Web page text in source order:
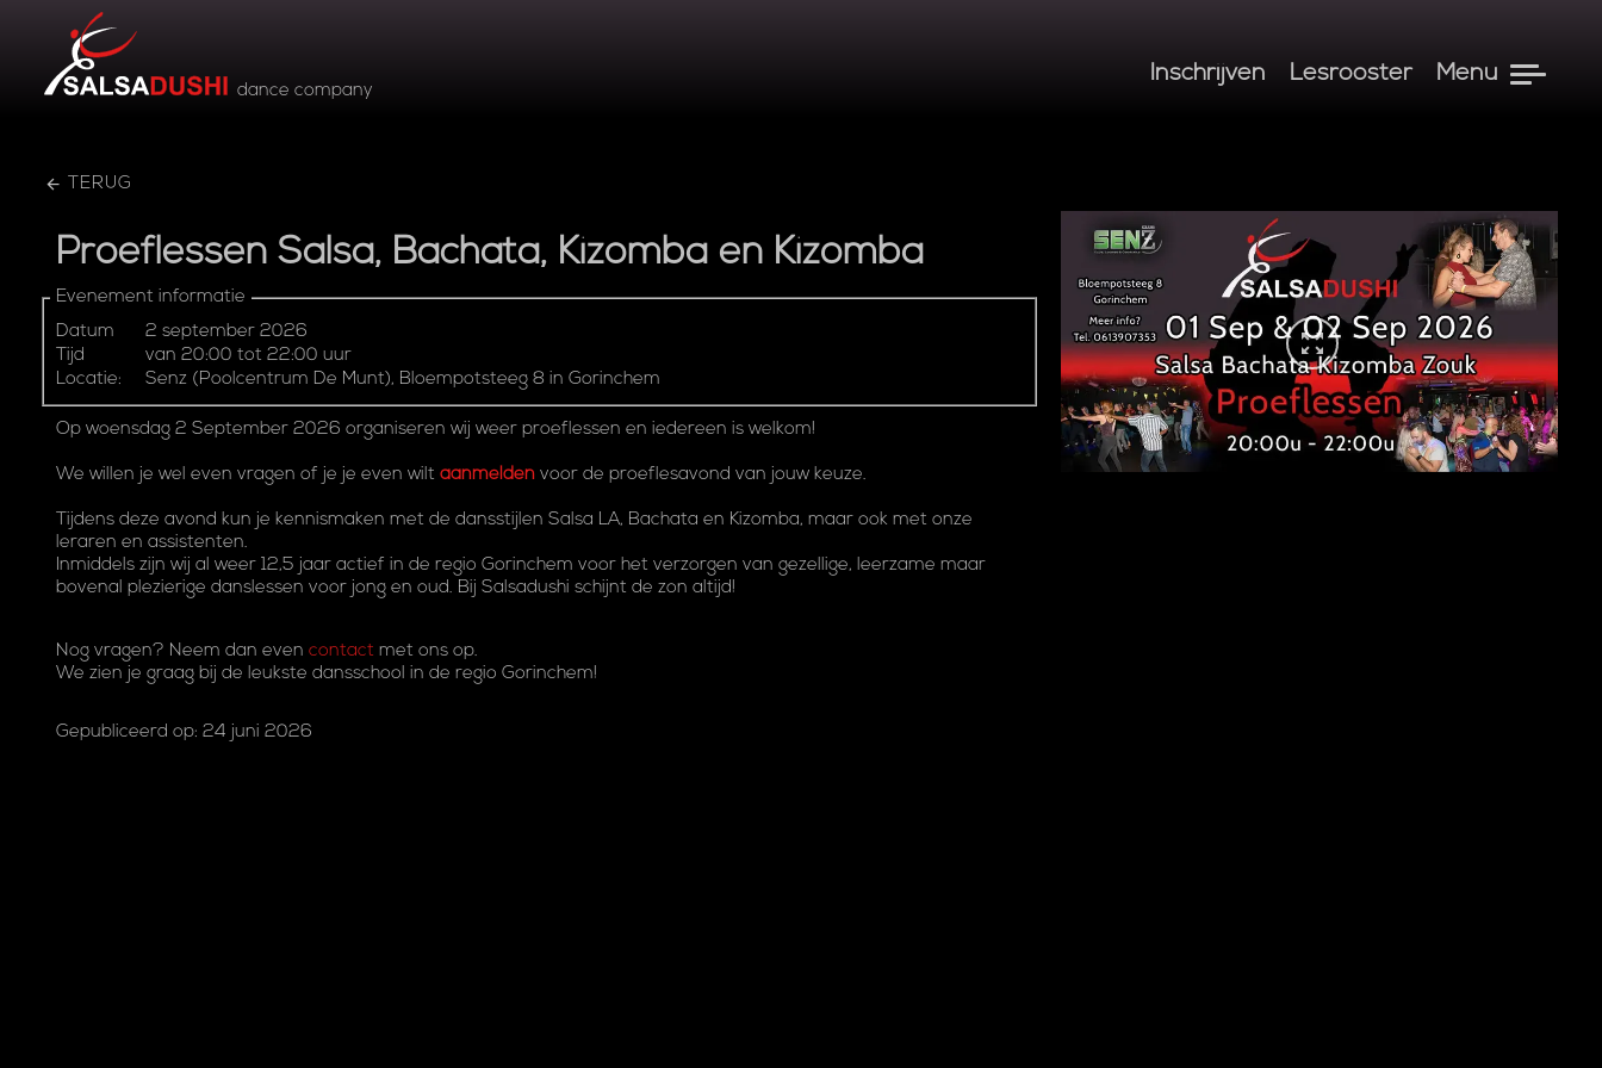
dance company
Inschrijven Lesrooster Menu
TERUG
Proeflessen Salsa, Bachata, Kizomba en Kizomba
Evenement informatie
Datum
2 september 2026
Tijd
van 20:00 tot 22:00 uur
Locatie:
Senz (Poolcentrum De Munt), Bloempotsteeg 8 in Gorinchem
Op woensdag 2 September 2026 organiseren wij weer proeflessen en iedereen is welkom!
We willen je wel even vragen of je je even wilt aanmeldenvoor de proeflesavond van jouw keuze.
Tijdens deze avond kun je kennismaken met de dansstijlen Salsa LA, Bachata en Kizomba, maar ook met onze
leraren en assistenten.
Inmiddels zijn wij al weer 12,5 jaar actief in de regio Gorinchem voor het verzorgen van gezellige, leerzame maar
bovenal plezierige danslessen voor jong en oud. Bij Salsadushi schijnt de zon altijd!
Nog vragen? Neem dan even contact met ons op.
We zien je graag bij de leukste dansschool in de regio Gorinchem!
Gepubliceerd op: 24 juni 2026